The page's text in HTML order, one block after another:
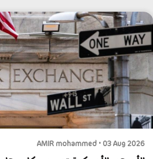
AMIR mohammed • 03 Aug 2026